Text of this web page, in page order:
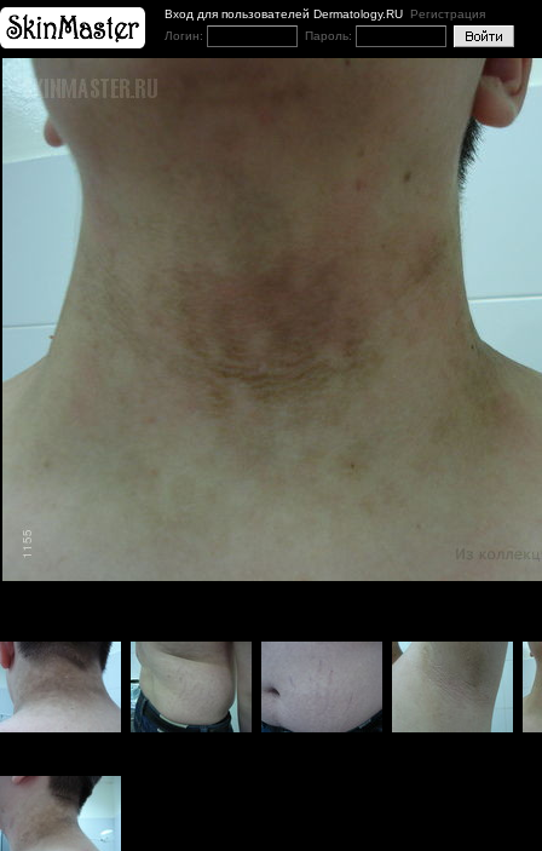
Вход для пользователей Dermatology.RU Регистрация
Логин:
Пароль: